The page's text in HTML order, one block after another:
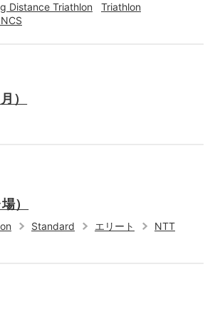
Distance Triathlon
Triathlon
）
）
Standard エリート
NTT